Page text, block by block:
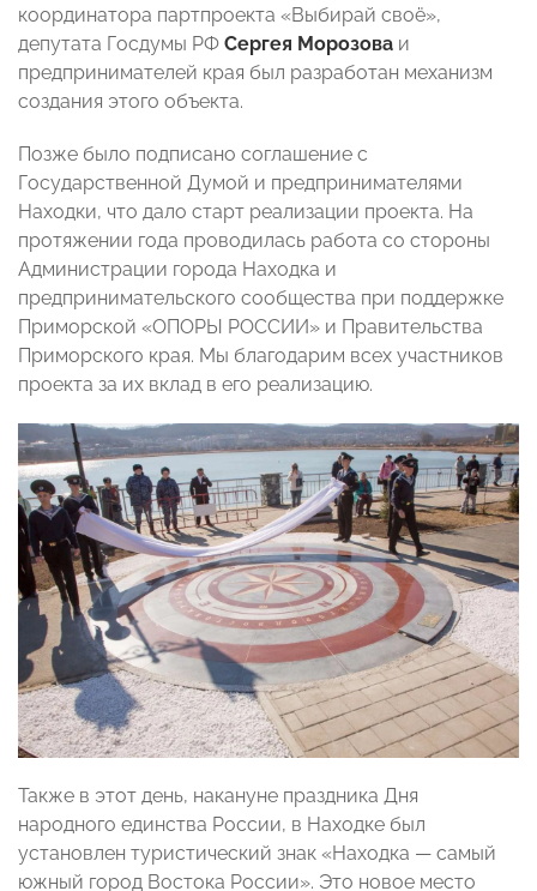
координатора партпроекта «Выбирай своё»,
депутата Госдумы РФ Сергея Морозова и
предпринимателей края был разработан механизм
создания этого объекта.
Позже было подписано соглашение с
Государственной Думой и предпринимателями
Находки, что дало старт реализации проекта. На
протяжении года проводилась работа со стороны
Администрации города Находка и
предпринимательского сообщества при поддержке
Приморской «ОПОРЫ РОССИИ» и Правительства
Приморского края. Мы благодарим всех участников
проекта за их вклад в его реализацию.
Также в этот день, накануне праздника Дня
народного единства России, в Находке был
установлен туристический знак «Находка — самый
южный город Востока России». Это новое место